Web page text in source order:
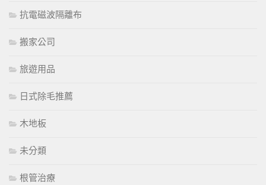
抗電磁波隔離布
搬家公司
旅遊用品
日式除毛推薦
木地板
未分類
根管治療